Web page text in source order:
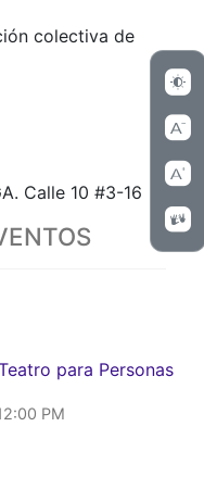
colectiva de
Calle 10 #3-16
para Personas
PM